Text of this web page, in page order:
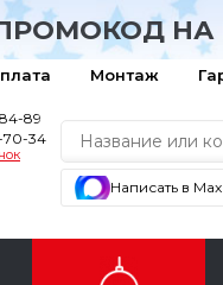
НА
Монтаж
89
70-34
Написать в Max